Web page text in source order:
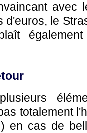
avec
d'euros, le
totalement
en cas de